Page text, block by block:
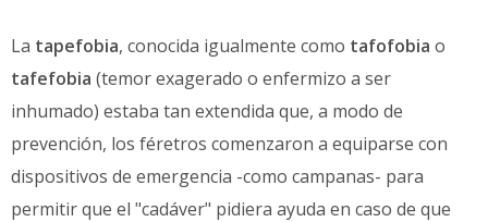
La tapefobia, conocida igualmente como tafofobia o
tafefobia (temor exagerado o enfermizo a ser
inhumado) estaba tan extendida que, a modo de
prevención, los féretros comenzaron a equiparse con
dispositivos de emergencia -como campanas- para
permitir que el "cadáver" pidiera ayuda en caso de que